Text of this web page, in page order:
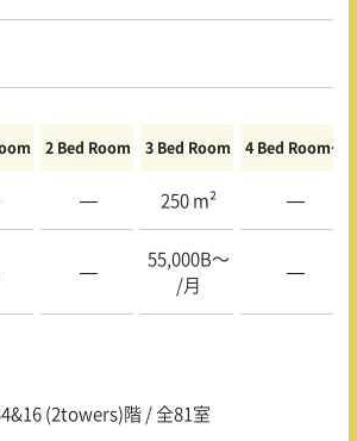
2 Bed Room 3 Bed Room 4 Bed Room〜
— 250 m² —
—
55,000B〜
/月
—
(2towers)階 / 全81室